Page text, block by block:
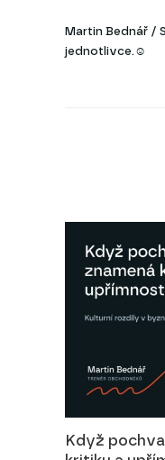
Martin Bednář /
jednotlivce.☺
Když